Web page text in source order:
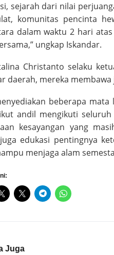
sejarah dari nilai
komunitas pencinta
dalam waktu 2 hari
ungkap Iskandar.
Christanto selaku
daerah, mereka
beberapa
andil mengikuti
kesayangan yang
edukasi pentingnya
menjaga alam
Juga